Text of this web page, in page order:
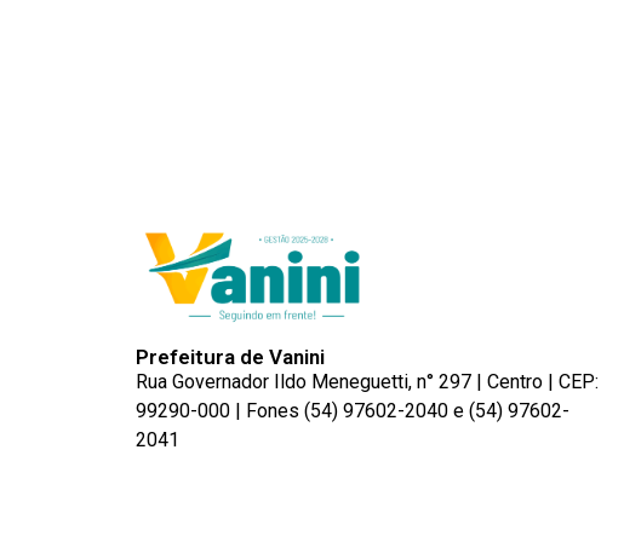
Prefeitura de Vanini
Rua Governador Ildo Meneguetti, n° 297 | Centro | CEP:
99290-000 | Fones (54) 97602-2040 e (54) 97602-
2041